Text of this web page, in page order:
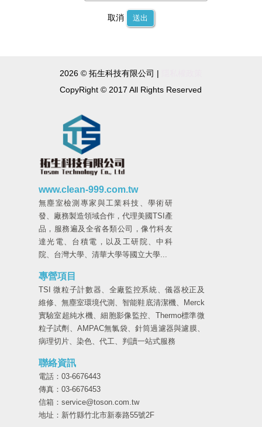
取消 送出
2026 © 拓生科技有限公司 |
CopyRight © 2017 All Rights Reserved
www.clean-999.com.tw
無塵室檢測專家與工業科技、學術研
發、廠務製造領域合作，代理美國TSI產
品，服務遍及全省各類公司，像竹科友
達光電、台積電，以及工研院、中科
院、台灣大學、清華大學等國立大學...
專營項目
TSI 微粒子計數器、全廠監控系統、儀器校正及
維修、無塵室環境代測、智能鞋底清潔機、Merck
實驗室超純水機、細胞影像監控、Thermo標準微
粒子試劑、AMPAC無氯袋、針筒過濾器與濾膜、
病理切片、染色、代工、判讀一站式服務
聯絡資訊
電話：03-6676443
傳真：03-6676453
信箱：service@toson.com.tw
地址：新竹縣竹北市新泰路55號2F